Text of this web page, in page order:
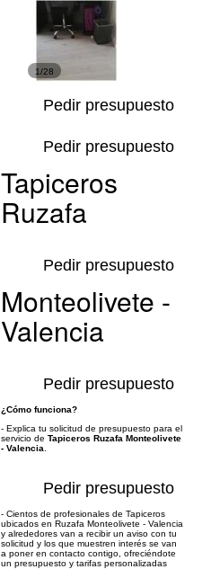
1/28
Pedir presupuesto
Pedir presupuesto
Pedir presupuesto
Pedir presupuesto
Pedir presupuesto
Tapiceros
Ruzafa
Monteolivete -
Valencia
¿Cómo funciona?
- Explica tu solicitud de presupuesto para el
servicio de Tapiceros Ruzafa Monteolivete
- Valencia
- Cientos de profesionales de Tapiceros
ubicados en Ruzafa Monteolivete - Valencia
y alrededores van a recibir un aviso con tu
solicitud y los que muestren interés se van
a poner en contacto contigo, ofreciéndote
un presupuesto y tarifas personalizadas